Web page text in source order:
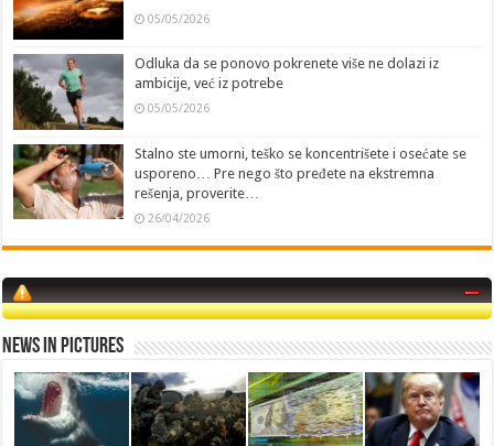
05/05/2026
Odluka da se ponovo pokrenete više ne dolazi iz
ambicije, već iz potrebe
05/05/2026
Stalno ste umorni, teško se koncentrišete i osećate se
usporeno… Pre nego što pređete na ekstremna
rešenja, proverite…
26/04/2026
News in Pictures